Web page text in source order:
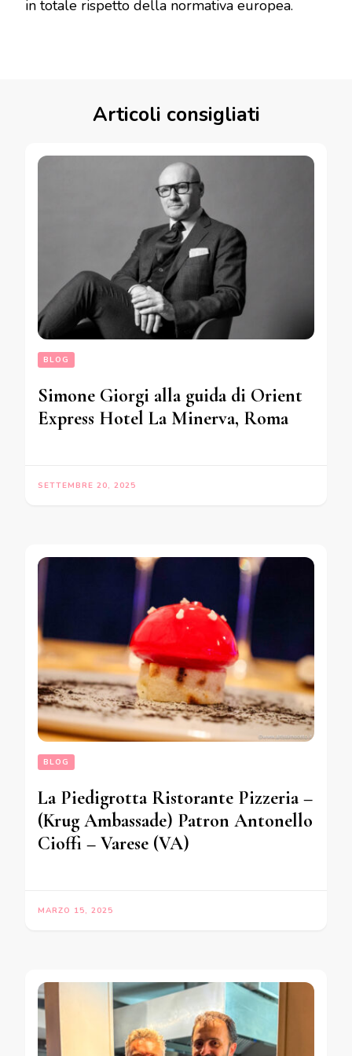
in totale rispetto della normativa europea.
Articoli consigliati
BLOG
Simone Giorgi alla guida di Orient
Express Hotel La Minerva, Roma
SETTEMBRE 20, 2025
BLOG
La Piedigrotta Ristorante Pizzeria –
(Krug Ambassade) Patron Antonello
Cioffi – Varese (VA)
MARZO 15, 2025